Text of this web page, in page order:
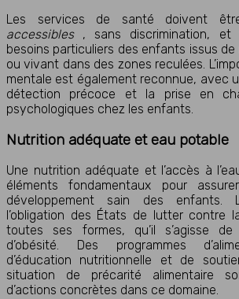
Les services de santé doivent
accessibles , sans discrimination,
besoins particuliers des enfants issus
ou vivant dans des zones reculées.
mentale est également reconnue, avec
détection précoce et la prise en
psychologiques chez les enfants.
Nutrition adéquate et eau potable
Une nutrition adéquate et l’accès à
éléments fondamentaux pour
développement sain des enfants.
l’obligation des États de lutter contre
toutes ses formes, qu’il s’agisse
d’obésité. Des programmes
d’éducation nutritionnelle et de
situation de précarité alimentaire
d’actions concrètes dans ce domaine.